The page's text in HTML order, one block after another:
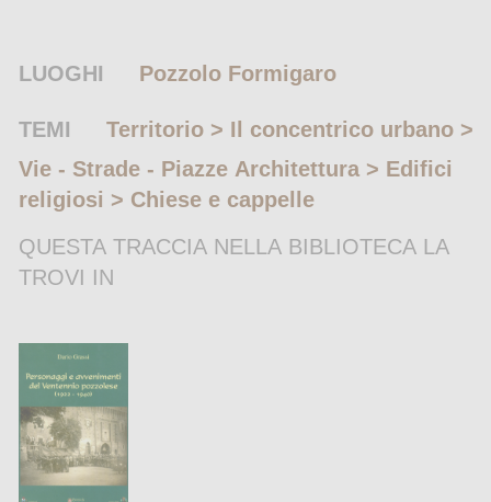
LUOGHI Pozzolo Formigaro
TEMI
Territorio > Il concentrico urbano >
Vie - Strade - Piazze Architettura > Edifici
religiosi > Chiese e cappelle
QUESTA TRACCIA NELLA BIBLIOTECA LA
TROVI IN